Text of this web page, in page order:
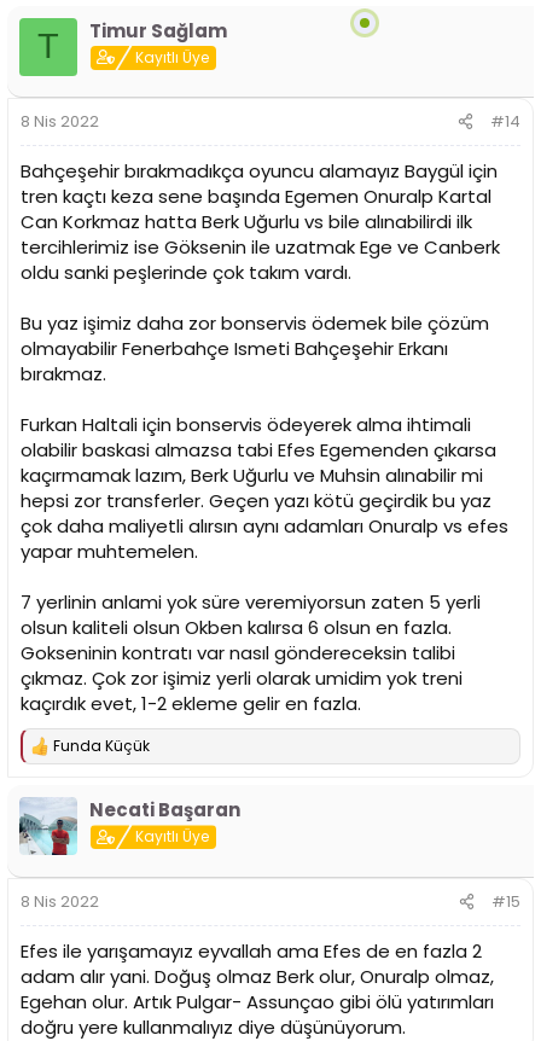
T Timur Sağlam
Kayıtlı Üye
8 Nis 2022 #14
Bahçeşehir bırakmadıkça oyuncu alamayız Baygül için
tren kaçtı keza sene başında Egemen Onuralp Kartal
Can Korkmaz hatta Berk Uğurlu vs bile alınabilirdi ilk
tercihlerimiz ise Göksenin ile uzatmak Ege ve Canberk
oldu sanki peşlerinde çok takım vardı.
Bu yaz işimiz daha zor bonservis ödemek bile çözüm
olmayabilir Fenerbahçe Ismeti Bahçeşehir Erkanı
bırakmaz.
Furkan Haltali için bonservis ödeyerek alma ihtimali
olabilir baskasi almazsa tabi Efes Egemenden çıkarsa
kaçırmamak lazım, Berk Uğurlu ve Muhsin alınabilir mi
hepsi zor transferler. Geçen yazı kötü geçirdik bu yaz
çok daha maliyetli alırsın aynı adamları Onuralp vs efes
yapar muhtemelen.
7 yerlinin anlami yok süre veremiyorsun zaten 5 yerli
olsun kaliteli olsun Okben kalırsa 6 olsun en fazla.
Gokseninin kontratı var nasıl göndereceksin talibi
çıkmaz. Çok zor işimiz yerli olarak umidim yok treni
kaçırdık evet, 1-2 ekleme gelir en fazla.
T
p
k
i
l
Funda Küçük
Necati Başaran
Kayıtlı Üye
8 Nis 2022 #15
Efes ile yarışamayız eyvallah ama Efes de en fazla 2
adam alır yani. Doğuş olmaz Berk olur, Onuralp olmaz,
Egehan olur. Artık Pulgar- Assunçao gibi ölü yatırımları
doğru yere kullanmalıyız diye düşünüyorum.